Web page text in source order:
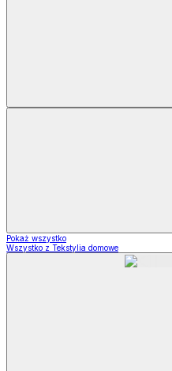
Pokaż wszystko
Wszystko z Tekstylia domowe